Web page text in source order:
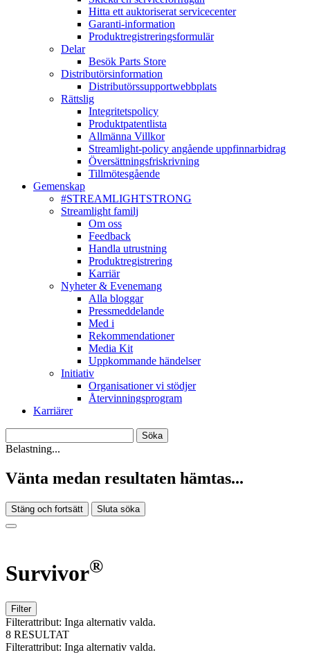
Hitta ett auktoriserat servicecenter
Garanti-information
Produktregistreringsformulär
Delar
Besök Parts Store
Distributörsinformation
Distributörssupportwebbplats
Rättslig
Integritetspolicy
Produktpatentlista
Allmänna Villkor
Streamlight-policy angående uppfinnarbidrag
Översättningsfriskrivning
Tillmötesgående
Gemenskap
#STREAMLIGHTSTRONG
Streamlight familj
Om oss
Feedback
Handla utrustning
Produktregistrering
Karriär
Nyheter & Evenemang
Alla bloggar
Pressmeddelande
Med i
Rekommendationer
Media Kit
Uppkommande händelser
Initiativ
Organisationer vi stödjer
Återvinningsprogram
Karriärer
Belastning...
Vänta medan resultaten hämtas...
Stäng och fortsätt Sluta söka
Survivor®
Filter
Filterattribut: Inga alternativ valda.
8 RESULTAT
Filterattribut: Inga alternativ valda.